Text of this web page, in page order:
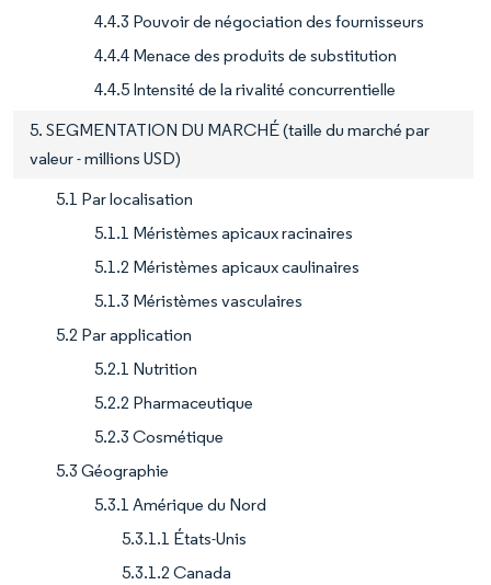
4.4.3 Pouvoir de négociation des fournisseurs
4.4.4 Menace des produits de substitution
4.4.5 Intensité de la rivalité concurrentielle
5. SEGMENTATION DU MARCHÉ (taille du marché par
valeur - millions USD)
5.1 Par localisation
5.1.1 Méristèmes apicaux racinaires
5.1.2 Méristèmes apicaux caulinaires
5.1.3 Méristèmes vasculaires
5.2 Par application
5.2.1 Nutrition
5.2.2 Pharmaceutique
5.2.3 Cosmétique
5.3 Géographie
5.3.1 Amérique du Nord
5.3.1.1 États-Unis
5.3.1.2 Canada